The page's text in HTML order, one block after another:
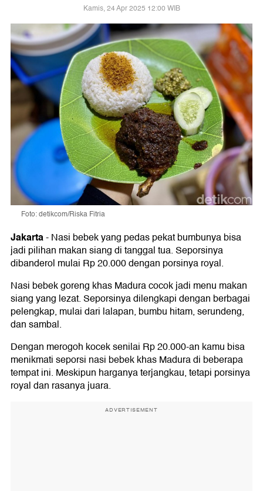
Kamis, 24 Apr 2025 12:00 WIB
Foto: detikcom/Riska Fitria
Jakarta-Nasi bebek yang pedas pekat bumbunya bisa
jadi pilihan makan siang di tanggal tua. Seporsinya
dibanderol mulai Rp 20.000 dengan porsinya royal.
Nasi bebek goreng khas Madura cocok jadi menu makan
siang yang lezat. Seporsinya dilengkapi dengan berbagai
pelengkap, mulai dari lalapan, bumbu hitam, serundeng,
dan sambal.
Dengan merogoh kocek senilai Rp 20.000-an kamu bisa
menikmati seporsi nasi bebek khas Madura di beberapa
tempat ini. Meskipun harganya terjangkau, tetapi porsinya
royal dan rasanya juara.
ADVERTISEMENT